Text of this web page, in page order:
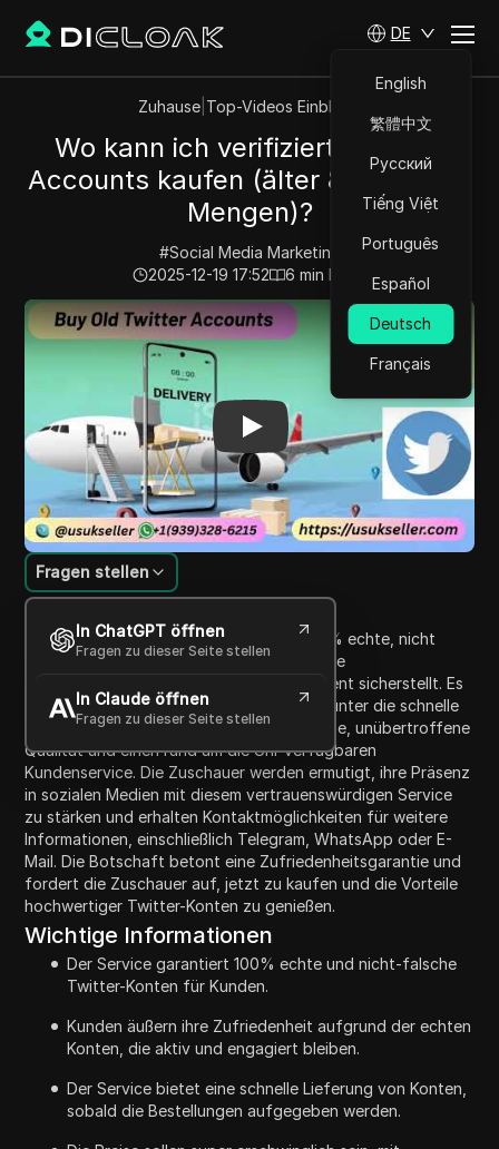
DE
English
繁體中文
Русский
Tiếng Việt
Português
Español
Deutsch
Français
Zuhause Top-Videos Einblicke
Wo kann ich verifiziert Twitter-
Accounts kaufen (älter & in großen
Mengen)?
#Social Media Marketing
2025-12-19 17:52
6 min lesen
Play Video:Wo kann ich verifiziert Twitter-Accounts
Inhaltsübersicht
Fragen stellen
In ChatGPT öffnen
Fragen zu dieser Seite stellen
In Claude öffnen
Fragen zu dieser Seite stellen
Das Video bewirbt einen Service, der 100% echte, nicht
abfallende Twitter-Konten anbietet und die
Kundenzufriedenheit sowie das Engagement sicherstellt. Es
hebt die Vorteile ihres Service hervor, darunter die schnelle
Lieferung der Konten, erschwingliche Preise, unübertroffene
Qualität und einen rund um die Uhr verfügbaren
Kundenservice. Die Zuschauer werden ermutigt, ihre Präsenz
in sozialen Medien mit diesem vertrauenswürdigen Service
zu stärken und erhalten Kontaktmöglichkeiten für weitere
Informationen, einschließlich Telegram, WhatsApp oder E-
Mail. Die Botschaft betont eine Zufriedenheitsgarantie und
fordert die Zuschauer auf, jetzt zu kaufen und die Vorteile
hochwertiger Twitter-Konten zu genießen.
Wichtige Informationen
Der Service garantiert 100% echte und nicht-falsche
Twitter-Konten für Kunden.
Kunden äußern ihre Zufriedenheit aufgrund der echten
Konten, die aktiv und engagiert bleiben.
Der Service bietet eine schnelle Lieferung von Konten,
sobald die Bestellungen aufgegeben werden.